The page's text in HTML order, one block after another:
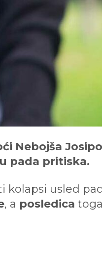
Nebojša
pada pritiska.
kolapsi usled
, a posledica